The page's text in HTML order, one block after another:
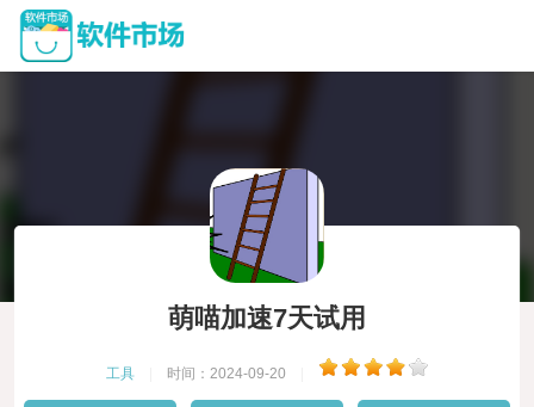
萌喵加速7天试用
工具 时间：2024-09-20